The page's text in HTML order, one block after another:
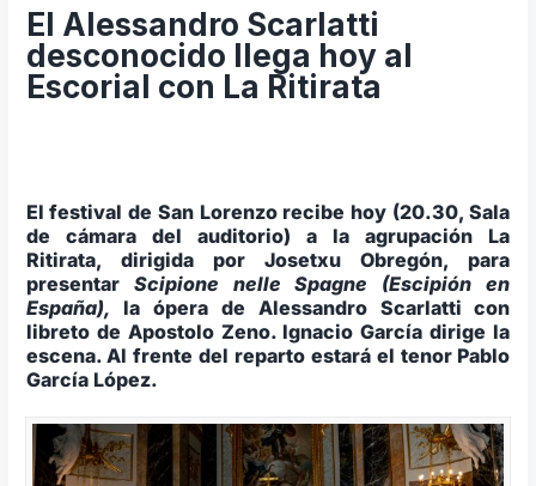
Cosas de Beckmesser
Nosotros y privacidad
Buscar:
El Alessandro Scarlatti
desconocido llega hoy al
Escorial con La Ritirata
El festival de San Lorenzo recibe hoy (20.30, Sala
de cámara del auditorio) a la agrupación La
Ritirata, dirigida por Josetxu Obregón, para
presentar Scipione nelle Spagne (Escipión en
España), la ópera de Alessandro Scarlatti con
libreto de Apostolo Zeno. Ignacio García dirige la
escena. Al frente del reparto estará el tenor Pablo
García López.